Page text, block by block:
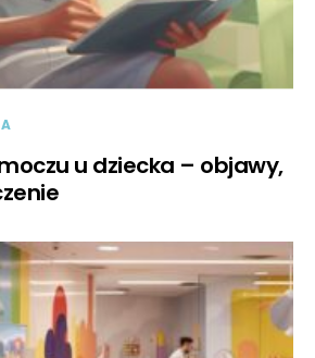
u dziecka – objawy,